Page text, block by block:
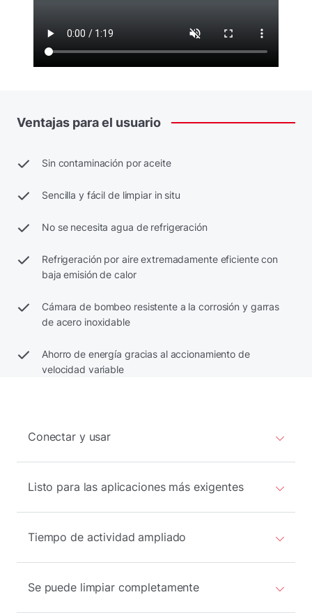
Ventajas parael usuario
Sin contaminación por aceite
Sencilla y fácil de limpiar in situ
No se necesita agua de refrigeración
Refrigeración por aire extremadamente eficiente con
baja emisión de calor
Cámara de bombeo resistente a la corrosión y garras
de acero inoxidable
Ahorro de energía gracias al accionamiento de
velocidad variable
Conectar y usar
Listo para las aplicaciones más exigentes
Tiempo de actividad ampliado
Se puede limpiar completamente